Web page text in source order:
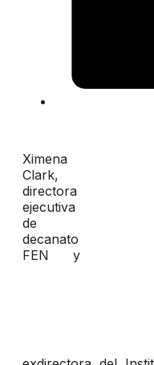
Ximena
Clark,
directora
ejecutiva
de
decanato
FEN y